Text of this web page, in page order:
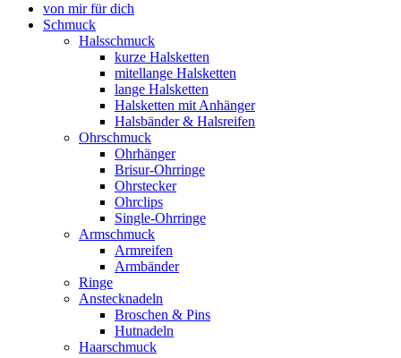
von mir für dich
Schmuck
Halsschmuck
kurze Halsketten
mitellange Halsketten
lange Halsketten
Halsketten mit Anhänger
Halsbänder & Halsreifen
Ohrschmuck
Ohrhänger
Brisur-Ohrringe
Ohrstecker
Ohrclips
Single-Ohrringe
Armschmuck
Armreifen
Armbänder
Ringe
Anstecknadeln
Broschen & Pins
Hutnadeln
Haarschmuck